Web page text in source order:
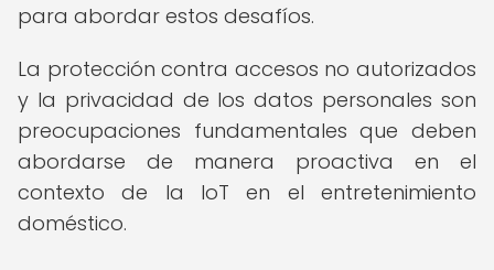
para abordar estos desafíos.
La protección contra accesos no autorizados
y la privacidad de los datos personales son
preocupaciones fundamentales que deben
abordarse de manera proactiva en el
contexto de la IoT en el entretenimiento
doméstico.